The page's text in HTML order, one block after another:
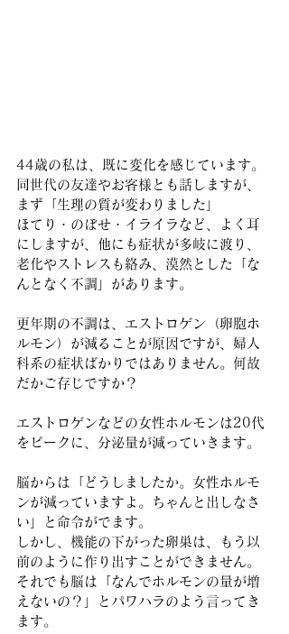
44歳の私は、既に変化を感じています。
同世代の友達やお客様とも話しますが、
まず「生理の質が変わりました」
ほてり・のぼせ・イライラなど、よく耳
にしますが、他にも症状が多岐に渡り、
老化やストレスも絡み、漠然とした「な
んとなく不調」があります。
更年期の不調は、エストロゲン（卵胞ホ
ルモン）が減ることが原因ですが、婦人
科系の症状ばかりではありません。何故
だかご存じですか？
エストロゲンなどの女性ホルモンは20代
をピークに、分泌量が減っていきます。
脳からは「どうしましたか。女性ホルモ
ンが減っていますよ。ちゃんと出しなさ
い」と命令がでます。
しかし、機能の下がった卵巣は、もう以
前のように作り出すことができません。
それでも脳は「なんでホルモンの量が増
えないの？」とパワハラのよう言ってき
ます。